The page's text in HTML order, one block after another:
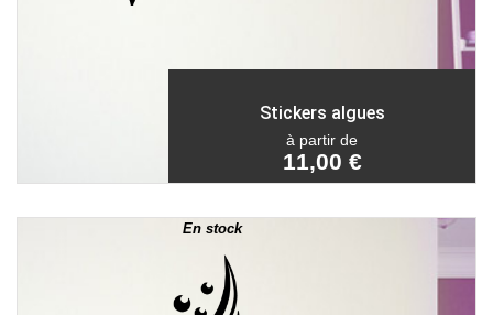
Stickers algues
à partir de
11,00 €
En stock